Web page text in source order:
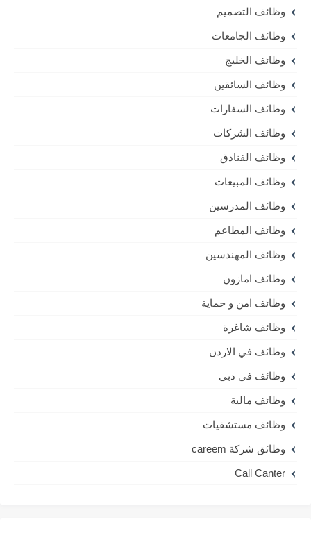
وظائف التصميم
وظائف الجامعات
وظائف الخليج
وظائف السائقين
وظائف السفارات
وظائف الشركات
وظائف الفنادق
وظائف المبيعات
وظائف المدرسين
وظائف المطاعم
وظائف المهندسين
وظائف امازون
وظائف امن و حماية
وظائف شاغرة
وظائف في الاردن
وظائف في دبي
وظائف مالية
وظائف مستشفيات
وظائق شركة careem
Call Canter